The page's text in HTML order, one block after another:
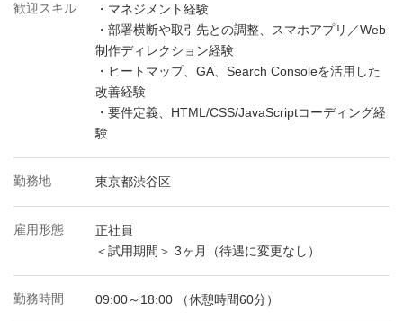
歓迎スキル
・マネジメント経験
・部署横断や取引先との調整、スマホアプリ／Web
制作ディレクション経験
・ヒートマップ、GA、Search Consoleを活用した
改善経験
・要件定義、HTML/CSS/JavaScriptコーディング経
験
勤務地 東京都渋谷区
雇用形態
正社員
＜試用期間＞ 3ヶ月（待遇に変更なし）
勤務時間 09:00～18:00 （休憩時間60分）